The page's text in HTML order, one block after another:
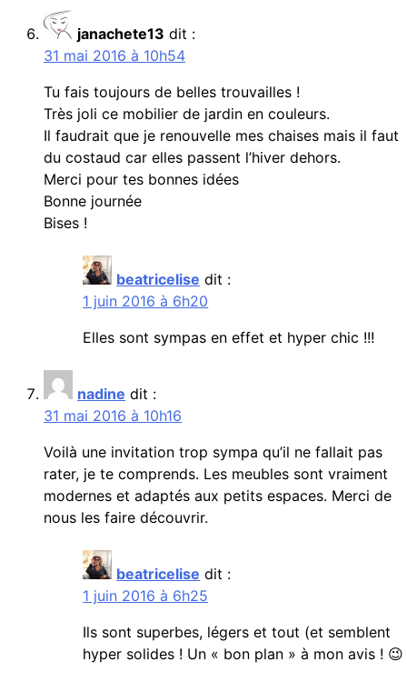
janachete13 dit :
31 mai 2016 à 10h54
Tu fais toujours de belles trouvailles !
Très joli ce mobilier de jardin en couleurs.
Il faudrait que je renouvelle mes chaises mais il faut
du costaud car elles passent l’hiver dehors.
Merci pour tes bonnes idées
Bonne journée
Bises !
beatricelise dit :
1 juin 2016 à 6h20
Elles sont sympas en effet et hyper chic !!!
nadine dit :
31 mai 2016 à 10h16
Voilà une invitation trop sympa qu’il ne fallait pas
rater, je te comprends. Les meubles sont vraiment
modernes et adaptés aux petits espaces. Merci de
nous les faire découvrir.
beatricelise dit :
1 juin 2016 à 6h25
Ils sont superbes, légers et tout (et semblent
hyper solides ! Un « bon plan » à mon avis ! 😉